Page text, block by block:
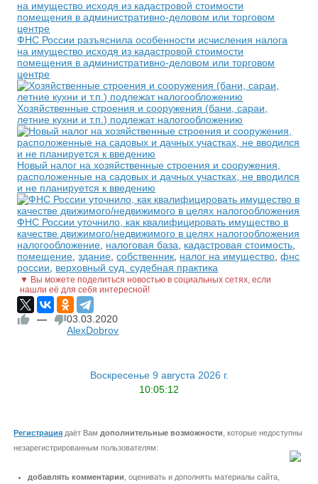
ФНС России разъяснила особенности исчисления налога
на имущество исходя из кадастровой стоимости
помещения в административно-деловом или торговом
центре
Хозяйственные строения и сооружения (бани, сараи,
летние кухни и т.п.) подлежат налогообложению
Новый налог на хозяйственные строения и сооружения,
расположенные на садовых и дачных участках, не вводился
и не планируется к введению
ФНС России уточнило, как квалифицировать имущество в
качестве движимого/недвижимого в целях налогообложения
налогообложение налоговая база кадастровая стоимость
помещение ,здание ,собственник налог на имущество ,фнс
россии
верховный суд. судебная практика
▼ Вы можете поделиться новостью в социальных сетях, если
нашли её для себя интересной!
—
03.03.2020
AlexDobrov
Воскресенье 9 августа 2026 г.
10:05:12
Регистрация даёт Вам дополнительные возможности , которые недоступны
незарегистрированным пользователям:
добавлять комментарии , оценивать и дополнять материалы сайта,